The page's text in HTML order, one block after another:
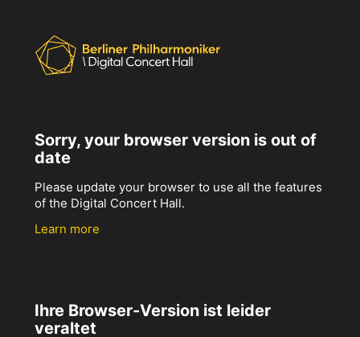
Sorry, your browser version is out of
date
Please update your browser to use all the features
of the Digital Concert Hall.
Learn more
Ihre Browser-Version ist leider
veraltet